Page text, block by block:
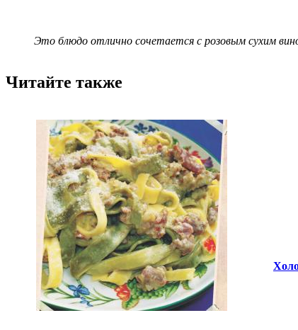
Это блюдо отлично сочетается с розовым сухим
Читайте также